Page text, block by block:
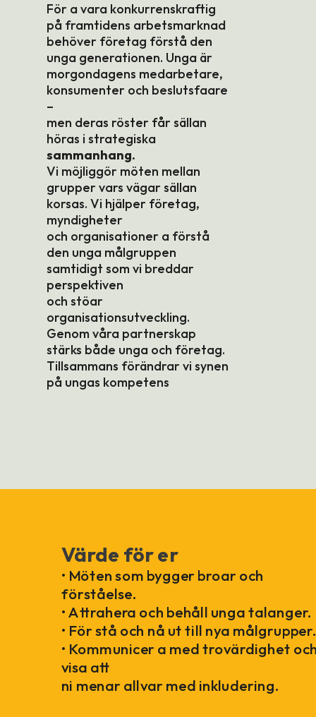
För a vara konkurrenskraftig
på framtidens arbetsmarknad
behöver företag förstå den
unga generationen. Unga är
morgondagens medarbetare,
konsumenter och beslutsfaare
–
men deras röster får sällan
höras i strategiska
sammanhang.
Vi möjliggör möten mellan
grupper vars vägar sällan
korsas. Vi hjälper företag,
myndigheter
och organisationer a förstå
den unga målgruppen
samtidigt som vi breddar
perspektiven
och stöar
organisationsutveckling.
Genom våra partnerskap
stärks både unga och företag.
Tillsammans förändrar vi synen
på ungas kompetens
Värde för er
• Möten som bygger broar och
förståelse.
• Attrahera och behåll unga talanger.
• För stå och nå ut till nya målgrupper.
• Kommunicer a med trovärdighet
visa att
ni menar allvar med inkludering.